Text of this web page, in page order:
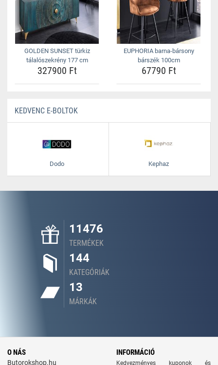
GOLDEN SUNSET türkiz
tálalószekrény 177 cm
327900 Ft
EUPHORIA barna-bársony
bárszék 100cm
67790 Ft
KEDVENC E-BOLTOK
Dodo Kephaz
11476
TERMÉKEK
144
KATEGÓRIÁK
13
MÁRKÁK
O NÁS
Butorokshop.hu
INFORMÁCIÓ
Kedvezményes kuponok és